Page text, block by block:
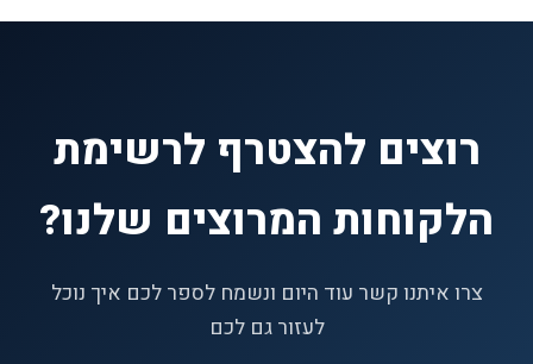
רוצים להצטרף לרשימת
הלקוחות המרוצים שלנו?
צרו איתנו קשר עוד היום ונשמח לספר לכם איך נוכל
לעזור גם לכם